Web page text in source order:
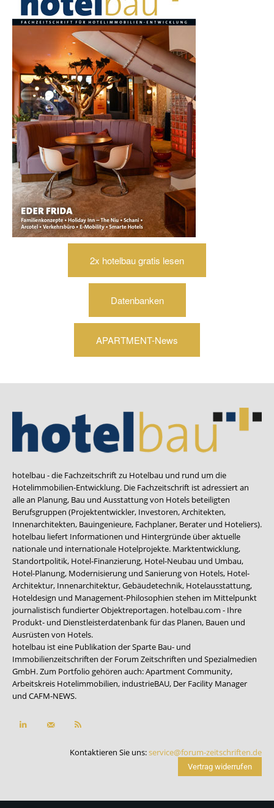
2x hotelbau gratis lesen
Datenbanken
APARTMENT-News
hotelbau - die Fachzeitschrift zu Hotelbau und rund um die
Hotelimmobilien-Entwicklung. Die Fachzeitschrift ist adressiert an
alle an Planung, Bau und Ausstattung von Hotels beteiligten
Berufsgruppen (Projektentwickler, Investoren, Architekten,
Innenarchitekten, Bauingenieure, Fachplaner, Berater und Hoteliers).
hotelbau liefert Informationen und Hintergründe über aktuelle
nationale und internationale Hotelprojekte. Marktentwicklung,
Standortpolitik, Hotel-Finanzierung, Hotel-Neubau und Umbau,
Hotel-Planung, Modernisierung und Sanierung von Hotels, Hotel-
Architektur, Innenarchitektur, Gebäudetechnik, Hotelausstattung,
Hoteldesign und Management-Philosophien stehen im Mittelpunkt
journalistisch fundierter Objektreportagen. hotelbau.com - Ihre
Produkt- und Dienstleisterdatenbank für das Planen, Bauen und
Ausrüsten von Hotels.
hotelbau ist eine Publikation der Sparte Bau- und
Immobilienzeitschriften der Forum Zeitschriften und Spezialmedien
GmbH. Zum Portfolio gehören auch:Apartment Community,
Arbeitskreis Hotelimmobilien, industrieBAU, Der Facility Manager
und CAFM-NEWS.
Kontaktieren Sie uns:service@forum-zeitschriften.de
Vertrag widerrufen